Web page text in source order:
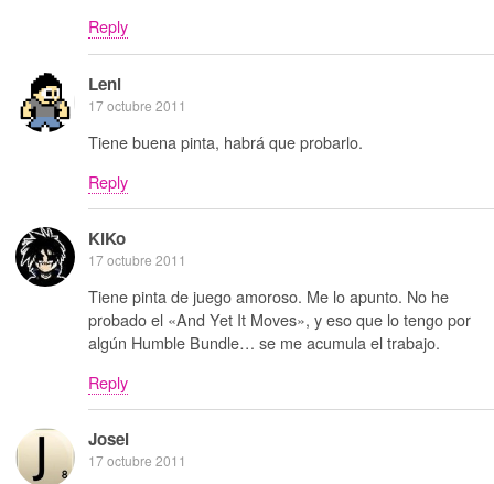
Reply
Leni
17 octubre 2011
Tiene buena pinta, habrá que probarlo.
Reply
KiKo
17 octubre 2011
Tiene pinta de juego amoroso. Me lo apunto. No he
probado el «And Yet It Moves», y eso que lo tengo por
algún Humble Bundle… se me acumula el trabajo.
Reply
Josei
17 octubre 2011